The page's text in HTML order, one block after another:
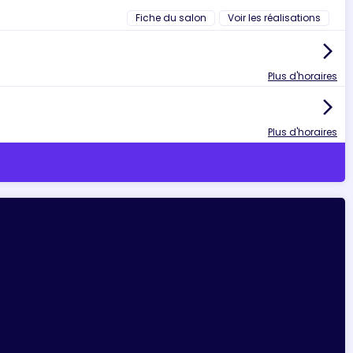
Fiche du salon Voir les réalisations
arrow_forward_ios
Plus d'horaires
arrow_forward_ios
Plus d'horaires